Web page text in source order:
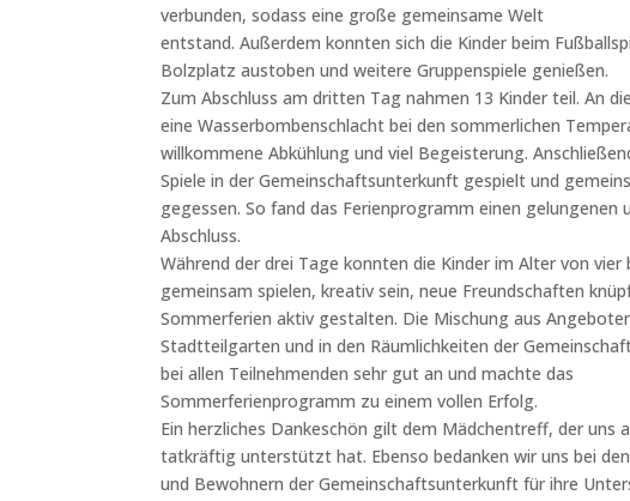
verbunden, sodass eine große gemeinsame Welt
entstand. Außerdem konnten sich die Kinder beim
Bolzplatz austoben und weitere Gruppenspiele genießen.
Zum Abschluss am dritten Tag nahmen 13 Kinder teil. An
eine Wasserbombenschlacht bei den sommerlichen
willkommene Abkühlung und viel Begeisterung.
Spiele in der Gemeinschaftsunterkunft gespielt und
gegessen. So fand das Ferienprogramm einen gelungenen
Abschluss.
Während der drei Tage konnten die Kinder im Alter von vier
gemeinsam spielen, kreativ sein, neue Freundschaften
Sommerferien aktiv gestalten. Die Mischung aus
Stadtteilgarten und in den Räumlichkeiten der
bei allen Teilnehmenden sehr gut an und machte das
Sommerferienprogramm zu einem vollen Erfolg.
Ein herzliches Dankeschön gilt dem Mädchentreff, der uns
tatkräftig unterstützt hat. Ebenso bedanken wir uns bei
und Bewohnern der Gemeinschaftsunterkunft für ihre